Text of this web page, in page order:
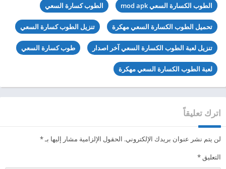
الطوب الكسارة السعي mod apk الطوب كسارة السعي
تحميل الطوب الكسارة السعي مهكرة تنزيل الطوب كسارة السعي
تنزيل لعبة الطوب الكسارة السعي آخر اصدار طوب كسارة السعي
لعبة الطوب الكسارة السعي مهكرة
اترك تعليقاً
لن يتم نشر عنوان بريدك الإلكتروني. الحقول الإلزامية مشار إليها بـ*
التعليق*